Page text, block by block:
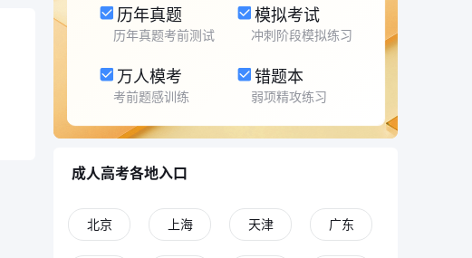
历年真题
历年真题考前测试
模拟考试
冲刺阶段模拟练习
万人模考
考前题感训练
错题本
弱项精攻练习
成人高考各地入口
北京 上海 天津 广东